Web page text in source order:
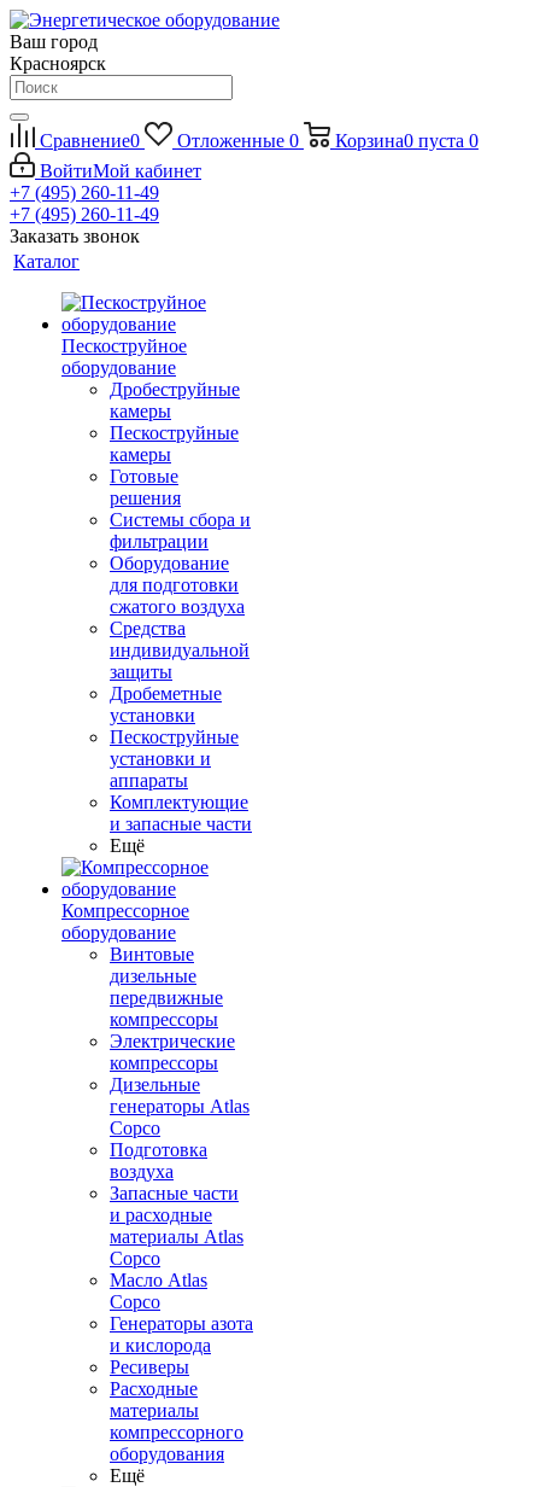
Ваш город
Красноярск
Сравнение0 Отложенные 0 Корзина0 пуста 0
ВойтиМой кабинет
+7 (495) 260-11-49
+7 (495) 260-11-49
Заказать звонок
Каталог
Пескоструйное
оборудование
Дробеструйные
камеры
Пескоструйные
камеры
Готовые
решения
Системы сбора и
фильтрации
Оборудование
для подготовки
сжатого воздуха
Средства
индивидуальной
защиты
Дробеметные
установки
Пескоструйные
установки и
аппараты
Комплектующие
и запасные части
Ещё
Компрессорное
оборудование
Винтовые
дизельные
передвижные
компрессоры
Электрические
компрессоры
Дизельные
генераторы Atlas
Copco
Подготовка
воздуха
Запасные части
и расходные
материалы Atlas
Copco
Масло Atlas
Copco
Генераторы азота
и кислорода
Ресиверы
Расходные
материалы
компрессорного
оборудования
Ещё